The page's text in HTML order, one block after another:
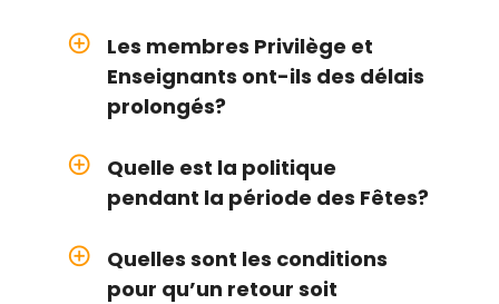
add_circle_outline
Les membres Privilège et
Enseignants ont-ils des délais
prolongés?
add_circle_outline
Quelle est la politique
pendant la période des Fêtes?
add_circle_outline
Quelles sont les conditions
pour qu’un retour soit